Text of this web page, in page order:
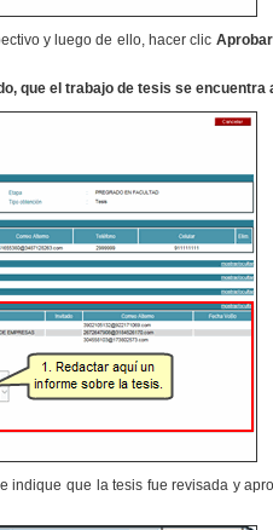
y luego de ello, hacer clic Aprobar
que el trabajo de tesis se
indique que la tesis fue revisada y